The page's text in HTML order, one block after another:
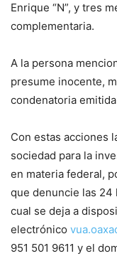
Enrique “N”, y tres
complementaria.
A la persona
presume inocente,
condenatoria
Con estas acciones
sociedad para la
en materia federal,
que denuncie las 24
cual se deja a
electrónico
951 501 9611 y el